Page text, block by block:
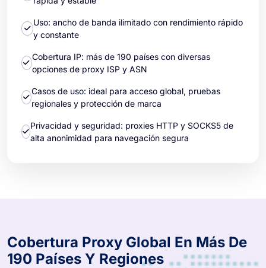
Uso: ancho de banda ilimitado con rendimiento rápido
y constante
Cobertura IP: más de 190 países con diversas
opciones de proxy ISP y ASN
Casos de uso: ideal para acceso global, pruebas
regionales y protección de marca
Privacidad y seguridad: proxies HTTP y SOCKS5 de
alta anonimidad para navegación segura
Cobertura Proxy Global En Más De
190 Países Y Regiones